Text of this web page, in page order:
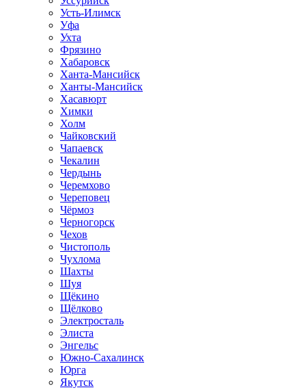
Усть-Илимск
Уфа
Ухта
Фрязино
Хабаровск
Ханта-Мансийск
Ханты-Мансийск
Хасавюрт
Химки
Холм
Чайковский
Чапаевск
Чекалин
Чердынь
Черемхово
Череповец
Чёрмоз
Черногорск
Чехов
Чистополь
Чухлома
Шахты
Шуя
Щёкино
Щёлково
Электросталь
Элиста
Энгельс
Южно-Сахалинск
Юрга
Якутск